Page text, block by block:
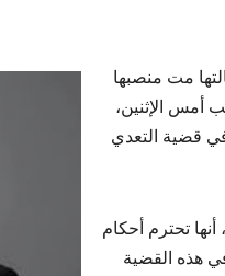
مت منصبها
أمس الإثنين،
قضية التعدي
تحترم أحكام
هذه القضية